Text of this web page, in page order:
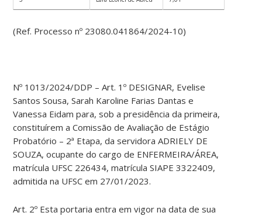
(Ref. Processo nº 23080.041864/2024-10)
Nº 1013/2024/DDP – Art. 1º DESIGNAR, Evelise
Santos Sousa, Sarah Karoline Farias Dantas e
Vanessa Eidam para, sob a presidência da primeira,
constituírem a Comissão de Avaliação de Estágio
Probatório – 2ª Etapa, da servidora ADRIELY DE
SOUZA, ocupante do cargo de ENFERMEIRA/ÁREA,
matrícula UFSC 226434, matrícula SIAPE 3322409,
admitida na UFSC em 27/01/2023.
Art. 2º Esta portaria entra em vigor na data de sua